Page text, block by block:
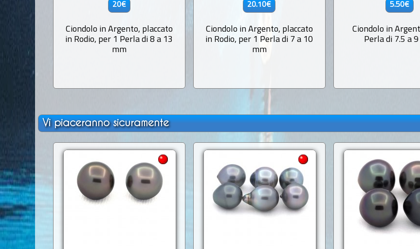
20€
Ciondolo in Argento, placcato
in Rodio, per 1 Perla di 8 a 13
mm
20.10€
Ciondolo in Argento, placcato
in Rodio, per 1 Perla di 7 a 10
mm
5.50€
Ciondolo in
Perla di 7.5 a
Vi piaceranno sicuramente